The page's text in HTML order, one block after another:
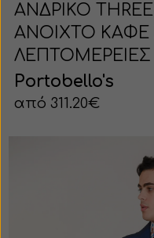
ΑΝΔΡΙΚΟ
ΑΝΟΙΧΤΟ
ΛΕΠΤΟΜΕΡΕΙΕΣ
Portobello's
από 311.20€